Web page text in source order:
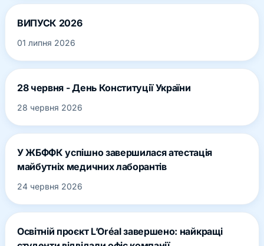
ВИПУСК 2026
01 липня 2026
28 червня - День Конституції України
28 червня 2026
У ЖБФФК успішно завершилася атестація
майбутніх медичних лаборантів
24 червня 2026
Освітній проєкт L’Oréal завершено: найкращі